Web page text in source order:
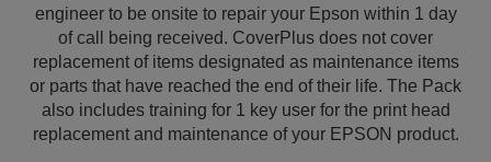
engineer to be onsite to repair your Epson within 1 day
of call being received. CoverPlus does not cover
replacement of items designated as maintenance items
or parts that have reached the end of their life. The Pack
also includes training for 1 key user for the print head
replacement and maintenance of your EPSON product.